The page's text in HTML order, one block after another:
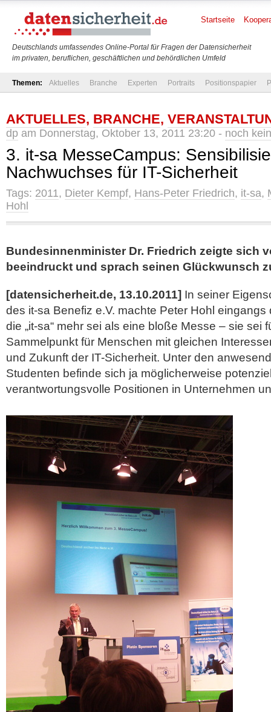
Deutschlands umfassendes Online-Portal für Fragen der Datensicherheit
im privaten, beruflichen, geschäftlichen und behördlichen Umfeld
Startseite
Themen: Aktuelles Branche Experten Portraits Positionspapier
AKTUELLES, BRANCHE,
dp am Donnerstag, Oktober 13, 2011 23:20 - noch
3. it-sa MesseCampus:
Nachwuchses für IT-Sicherheit
Tags: 2011, Dieter Kempf, Hans-Peter Friedrich, it-sa,
Hohl
Bundesinnenminister Dr. Friedrich zeigte sich
beeindruckt und sprach seinen Glückwunsch
[datensicherheit.de, 13.10.2011] In seiner
des it-sa Benefiz e.V. machte Peter Hohl eingangs
die „it-sa“ mehr sei als eine bloße Messe – sie sei
Sammelpunkt für Menschen mit gleichen
und Zukunft der IT-Sicherheit. Unter den
Studenten befinde sich ja möglicherweise
verantwortungsvolle Positionen in Unternehmen